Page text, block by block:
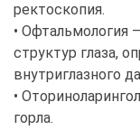
ректоскопия.
• Офтальмология
структур глаза,
внутриглазного
•
горла.